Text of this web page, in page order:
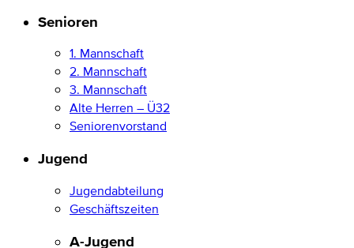
Senioren
1. Mannschaft
2. Mannschaft
3. Mannschaft
Alte Herren – Ü32
Seniorenvorstand
Jugend
Jugendabteilung
Geschäftszeiten
A-Jugend